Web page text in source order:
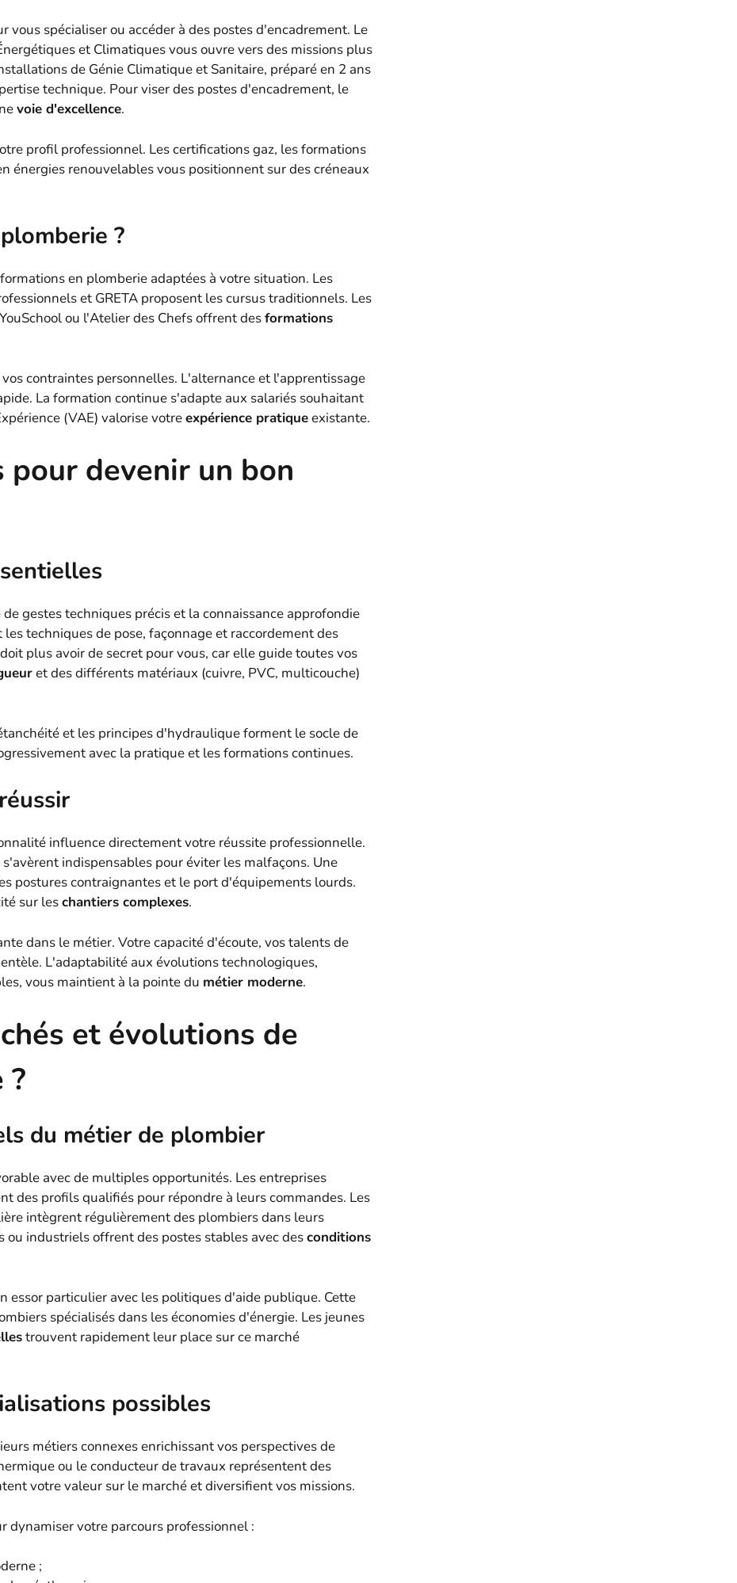
spécialiser ou accéder à des postes d'encadrement. Le
et Climatiques vous ouvre vers des missions plus
de Génie Climatique et Sanitaire, préparé en 2 ans
technique. Pour viser des postes d'encadrement, le
voie d'excellence.
profil professionnel. Les certifications gaz, les formations
énergies renouvelables vous positionnent sur des créneaux
?
en plomberie adaptées à votre situation. Les
et GRETA proposent les cursus traditionnels. Les
ou l'Atelier des Chefs offrent desformations
contraintes personnelles. L'alternance et l'apprentissage
La formation continue s'adapte aux salariés souhaitant
(VAE) valorise votreexpérience pratiqueexistante.
pour devenir un bon
gestes techniques précis et la connaissance approfondie
techniques de pose, façonnage et raccordement des
plus avoir de secret pour vous, car elle guide toutes vos
et des différents matériaux (cuivre, PVC, multicouche)
et les principes d'hydraulique forment le socle de
avec la pratique et les formations continues.
influence directement votre réussite professionnelle.
indispensables pour éviter les malfaçons. Une
postures contraignantes et le port d'équipements lourds.
sur leschantiers complexes.
dans le métier. Votre capacité d'écoute, vos talents de
L'adaptabilité aux évolutions technologiques,
vous maintient à la pointe du métier moderne.
et évolutions de
?
du métier de plombier
avec de multiples opportunités. Les entreprises
des profils qualifiés pour répondre à leurs commandes. Les
intègrent régulièrement des plombiers dans leurs
industriels offrent des postes stables avec desconditions
essor particulier avec les politiques d'aide publique. Cette
spécialisés dans les économies d'énergie. Les jeunes
trouvent rapidement leur place sur ce marché
possibles
métiers connexes enrichissant vos perspectives de
ou le conducteur de travaux représentent des
votre valeur sur le marché et diversifient vos missions.
dynamiser votre parcours professionnel :
;